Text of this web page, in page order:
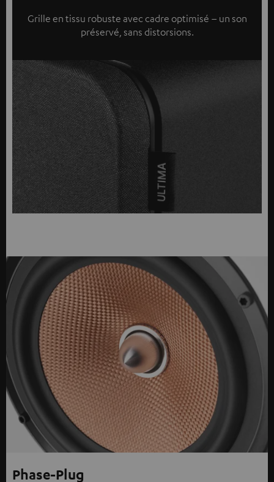
Grille en tissu robuste avec cadre optimisé – un son
préservé, sans distorsions.
Phase-Plug